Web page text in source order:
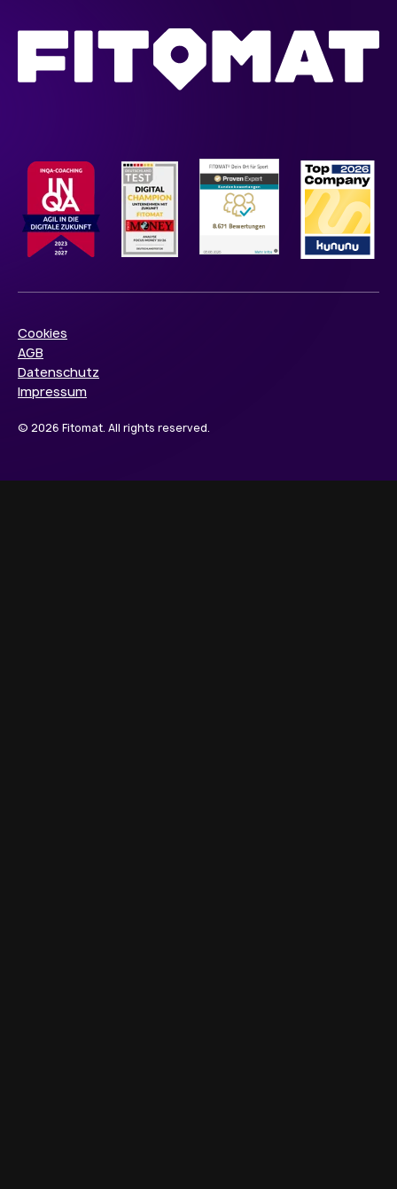
© 2026 Fitomat. All rights reserved.
Cookies
AGB
Datenschutz
Impressum